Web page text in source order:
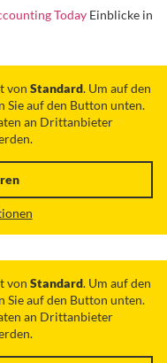
Today Einblicke in
von Standard. Um auf den
Sie auf den Button unten.
an Drittanbieter
von Standard. Um auf den
Sie auf den Button unten.
an Drittanbieter